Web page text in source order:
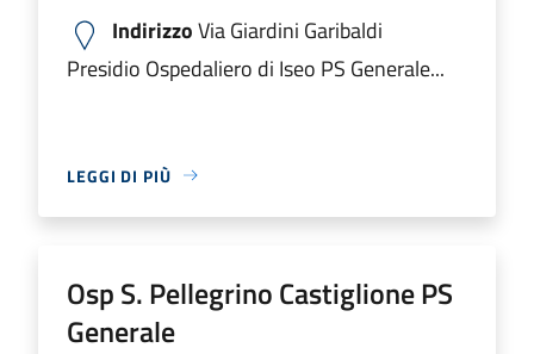
IndirizzoVia Giardini Garibaldi
Presidio Ospedaliero di Iseo PS Generale...
LEGGI DI PIÙ
Osp S. Pellegrino Castiglione PS
Generale